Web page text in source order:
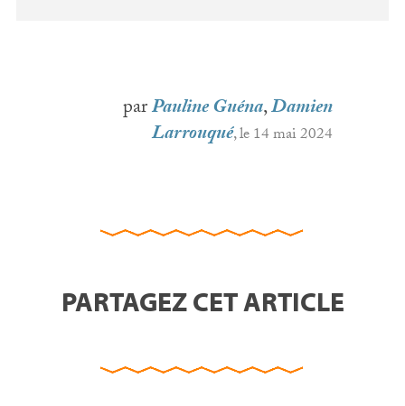
parPauline Guéna,Damien
Larrouqué, le 14 mai 2024
PARTAGEZ CET ARTICLE